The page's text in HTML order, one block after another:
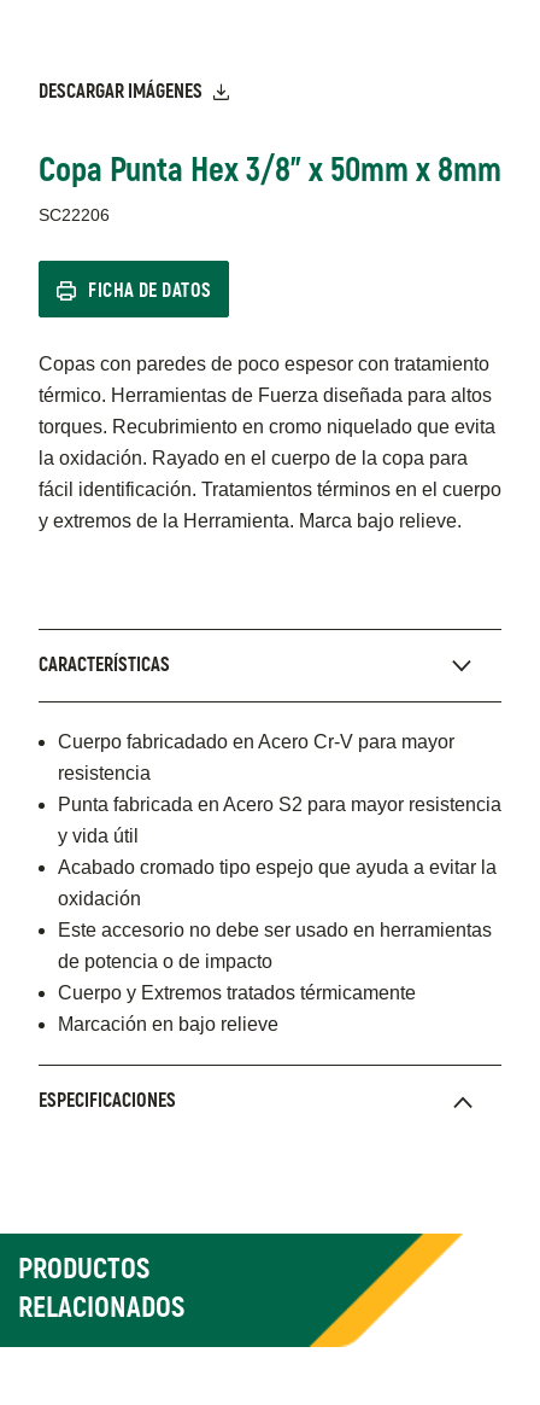
DESCARGAR IMÁGENES
Copa Punta Hex 3/8" x 50mm x 8mm
SC22206
FICHA DE DATOS
Copas con paredes de poco espesor con tratamiento
térmico. Herramientas de Fuerza diseñada para altos
torques. Recubrimiento en cromo niquelado que evita
la oxidación. Rayado en el cuerpo de la copa para
fácil identificación. Tratamientos términos en el cuerpo
y extremos de la Herramienta. Marca bajo relieve.
CARACTERÍSTICAS
Cuerpo fabricadado en Acero Cr-V para mayor
resistencia
Punta fabricada en Acero S2 para mayor resistencia
y vida útil
Acabado cromado tipo espejo que ayuda a evitar la
oxidación
Este accesorio no debe ser usado en herramientas
de potencia o de impacto
Cuerpo y Extremos tratados térmicamente
Marcación en bajo relieve
ESPECIFICACIONES
PRODUCTOS
RELACIONADOS